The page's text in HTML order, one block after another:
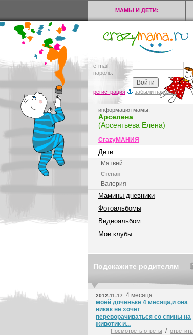
МАМЫ И ДЕТИ:
e-mail:
пароль:
регистрация забыли пароль?
информация мамы:
Арселена
(Арсентьева Елена)
CrazyМАНИЯ
Дети
Матвей
Степан
Валерия
Мамины дневники
Фотоальбомы
Видеоальбом
Мои клубы
Подскажите родителям
2012-11-17
4 месяца
моей доченьке 4 месяца,и она
никак не хочет
переворачиваться со спины на
животик и...
Посмотреть ответы / ответить